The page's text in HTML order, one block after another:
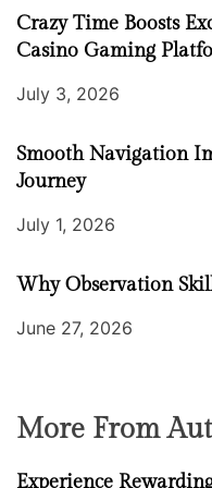
Crazy Time Boosts
Casino Gaming
July 3, 2026
Smooth Navigation
Journey
July 1, 2026
Why Observation
June 27, 2026
More From
Experience